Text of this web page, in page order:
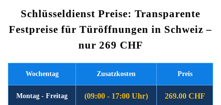
Schlüsseldienst Preise: Transparente
Festpreise für Türöffnungen in Schweiz –
nur 269 CHF
Wochentag Zusatzkosten Preis
Montag - Freitag (09:00 - 17:00 Uhr) 269.00 CHF